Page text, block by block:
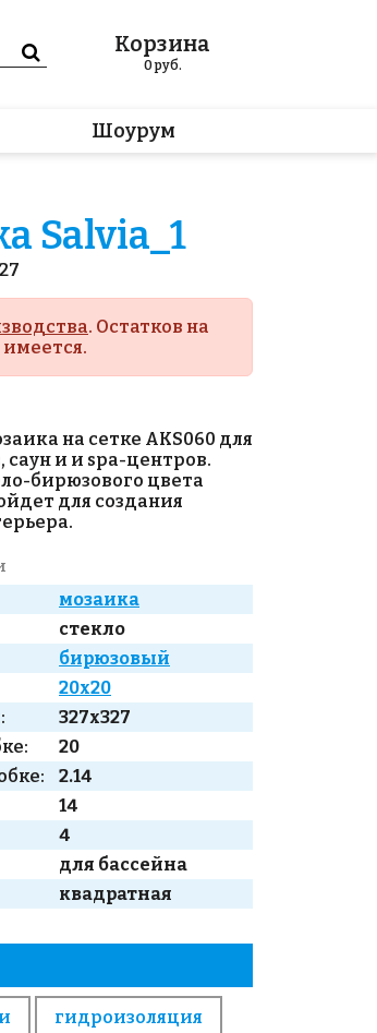
Корзина
0руб.
Шоурум
Salvia_1
. Остатков на
имеется.
на сетке AKS060 для
саун и и spa-центров.
бирюзового цвета
для создания
мозаика
стекло
бирюзовый
20x20
327x327
20
2.14
14
4
для бассейна
квадратная
гидроизоляция